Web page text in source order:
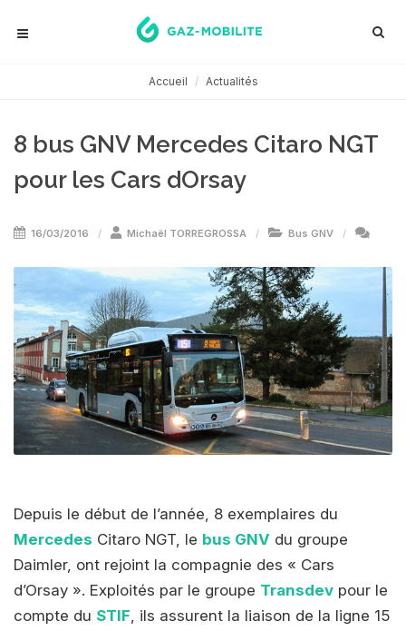
Accueil Actualités
8 bus GNV Mercedes Citaro NGT
pour les Cars dOrsay
16/03/2016 Michaël TORREGROSSA Bus GNV
Depuis le début de l’année, 8 exemplaires du
Mercedes Citaro NGT, le bus GNV du groupe
Daimler, ont rejoint la compagnie des « Cars
d’Orsay ». Exploités par le groupe Transdev pour le
compte du STIF, ils assurent la liaison de la ligne 15